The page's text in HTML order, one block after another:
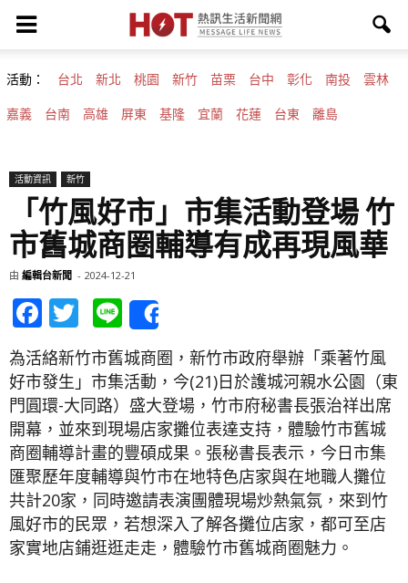
活動： 台北 新北 桃園 新竹 苗栗 台中 彰化 南投 雲林
嘉義 台南 高雄 屏東 基隆 宜蘭 花蓮 台東 離島
活動資訊 新竹
「竹風好市」市集活動登場 竹
市舊城商圈輔導有成再現風華
由 編輯台新聞 - 2024-12-21
Facebook
Twitter
Line
為活絡新竹市舊城商圈，新竹市政府舉辦「乘著竹風
好市發生」市集活動，今(21)日於護城河親水公園（東
門圓環-大同路）盛大登場，竹市府秘書長張治祥出席
開幕，並來到現場店家攤位表達支持，體驗竹市舊城
商圈輔導計畫的豐碩成果。張秘書長表示，今日市集
匯聚歷年度輔導與竹市在地特色店家與在地職人攤位
共計20家，同時邀請表演團體現場炒熱氣氛，來到竹
風好市的民眾，若想深入了解各攤位店家，都可至店
家實地店鋪逛逛走走，體驗竹市舊城商圈魅力。